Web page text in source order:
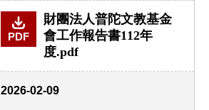
PDF
財團法人普陀文教基金
會工作報告書112年
度.pdf
2026-02-09